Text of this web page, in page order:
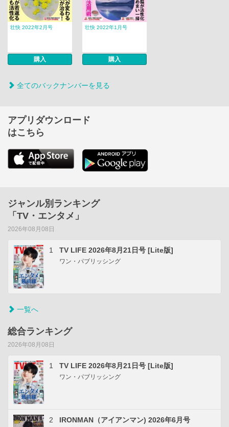
壮快 2022年2月号
購入
壮快 2022年1月号
購入
全てのバックナンバーを見る
アプリダウンロード
はこちら
ジャンル別ランキング
「TV・エンタメ」
2026年08月08日
1 TV LIFE 2026年8月21日号 [Lite版]
ワン・パブリッシング
一覧へ
総合ランキング
2026年08月08日
1 TV LIFE 2026年8月21日号 [Lite版]
ワン・パブリッシング
2 IRONMAN（アイアンマン) 2026年6月号